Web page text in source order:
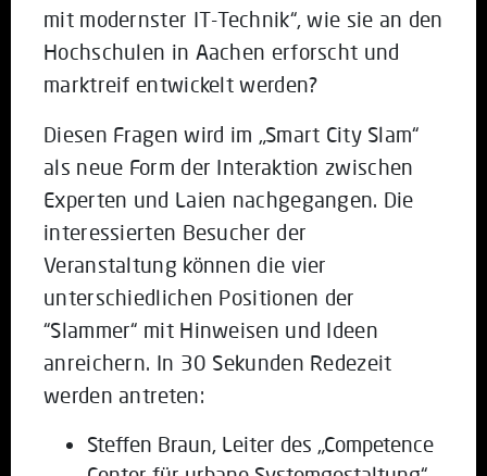
mit modernster IT-Technik“, wie sie an den
Hochschulen in Aachen erforscht und
marktreif entwickelt werden?
Diesen Fragen wird im „Smart City Slam“
als neue Form der Interaktion zwischen
Experten und Laien nachgegangen. Die
interessierten Besucher der
Veranstaltung können die vier
unterschiedlichen Positionen der
“Slammer“ mit Hinweisen und Ideen
anreichern. In 30 Sekunden Redezeit
werden antreten:
Steffen Braun, Leiter des „Competence